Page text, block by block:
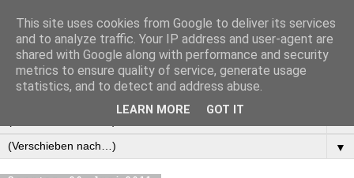
Manus Testwelt, alles
außer langweilig
▼
This site uses cookies from Google to deliver its services
and to analyze traffic. Your IP address and user-agent are
shared with Google along with performance and security
metrics to ensure quality of service, generate usage
statistics, and to detect and address abuse.
LEARN MORE GOT IT